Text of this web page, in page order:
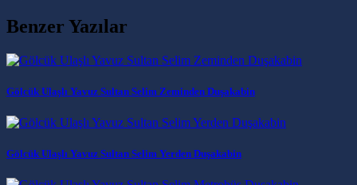
Benzer Yazılar
Gölcük Ulaşlı Yavuz Sultan Selim Zeminden Duşakabin
Gölcük Ulaşlı Yavuz Sultan Selim Yerden Duşakabin